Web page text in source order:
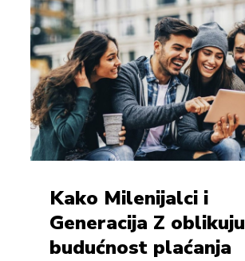
Kako Milenijalci i
Generacija Z oblikuju
budućnost plaćanja